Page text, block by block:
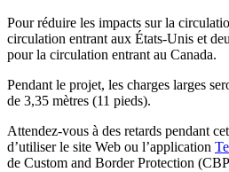
Pour réduire les impacts sur la
circulation entrant aux États-Unis et
pour la circulation entrant au Canada.
Pendant le projet, les charges larges
de 3,35 mètres (11 pieds).
Attendez-vous à des retards pendant
d’utiliser le site Web ou l’application
de Custom and Border Protection